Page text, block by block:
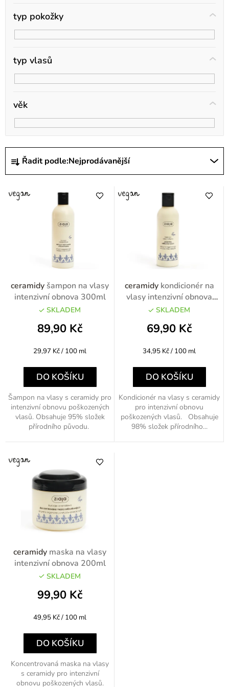
Ř
a
e
o
Řadit podle:Nejprodávanější
typ pokožky
typ vlasů
věk
ceramidy šampon na vlasy
intenzivní obnova 300ml
SKLADEM
89,90 Kč
Měrná
29,97 Kč / 100 ml
DO KOŠÍKU
Šampon na vlasy s ceramidy pro
intenzivní obnovu poškozených
vlasů. Obsahuje 95% složek
přírodního původu.
ceramidy kondicionér na
vlasy intenzivní obnova
200ml
SKLADEM
69,90 Kč
Měrná
34,95 Kč / 100 ml
DO KOŠÍKU
Kondicionér na vlasy s ceramidy
pro intenzivní obnovu
poškozených vlasů. Obsahuje
98% složek přírodního...
ceramidy maska na vlasy
intenzivní obnova 200ml
SKLADEM
99,90 Kč
Měrná
49,95 Kč / 100 ml
DO KOŠÍKU
Koncentrovaná maska na vlasy
s ceramidy pro intenzivní
obnovu poškozených vlasů.